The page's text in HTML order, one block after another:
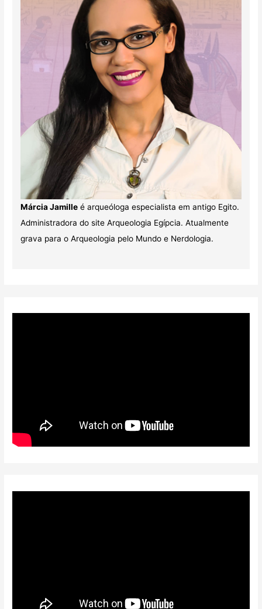
Márcia Jamilleé arqueóloga especialista em antigo Egito.
Administradora do site Arqueologia Egípcia. Atualmente
grava para o Arqueologia pelo Mundo e Nerdologia.